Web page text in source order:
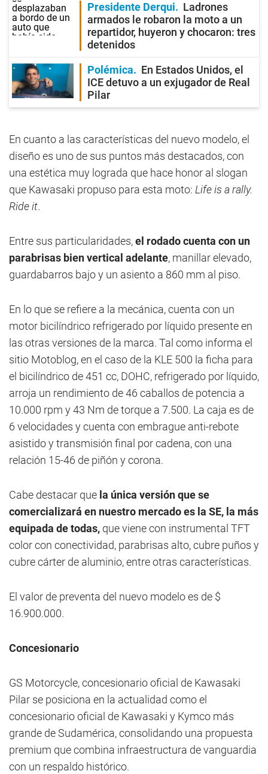
Presidente Derqui
Ladrones
armados le robaron la moto a un
repartidor, huyeron y chocaron: tres
detenidos
Polémica
En Estados Unidos, el
ICE detuvo a un exjugador de Real
Pilar
En cuanto a las características del nuevo modelo, el
diseño es uno de sus puntos más destacados, con
una estética muy lograda que hace honor al slogan
que Kawasaki propuso para esta moto: Life is a rally.
Ride it.
Entre sus particularidades,el rodado cuenta con un
parabrisas bien vertical adelante, manillar elevado,
guardabarros bajo y un asiento a 860 mm al piso.
En lo que se refiere a la mecánica, cuenta con un
motor bicilíndrico refrigerado por líquido presente en
las otras versiones de la marca. Tal como informa el
sitio Motoblog, en el caso de la KLE 500 la ficha para
el bicilíndrico de 451 cc, DOHC, refrigerado por líquido,
arroja un rendimiento de 46 caballos de potencia a
10.000 rpm y 43 Nm de torque a 7.500. La caja es de
6 velocidades y cuenta con embrague anti-rebote
asistido y transmisión final por cadena, con una
relación 15-46 de piñón y corona.
Cabe destacar que la única versión que se
comercializará en nuestro mercado es la SE, la más
equipada de todas, que viene con instrumental TFT
color con conectividad, parabrisas alto, cubre puños y
cubre cárter de aluminio, entre otras características.
El valor de preventa del nuevo modelo es de $
16.900.000.
Concesionario
GS Motorcycle, concesionario oficial de Kawasaki
Pilar se posiciona en la actualidad como el
concesionario oficial de Kawasaki y Kymco más
grande de Sudamérica, consolidando una propuesta
premium que combina infraestructura de vanguardia
con un respaldo histórico.